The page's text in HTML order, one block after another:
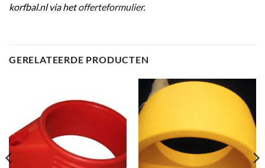
korfbal.nl via hetofferteformulier.
GERELATEERDE PRODUCTEN